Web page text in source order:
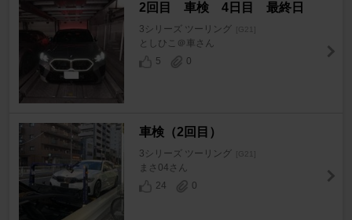
2回目 車検 4日目 最終日
3シリーズ ツーリング [G21]
としひこ＠車さん
5
0
車検（2回目）
3シリーズ ツーリング [G21]
まさ04さん
24
0